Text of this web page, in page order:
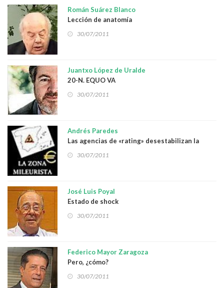
Román Suárez Blanco
Lección de anatomía
30/07/2011
Juantxo López de Uralde
20-N. EQUO VA
30/07/2011
Andrés Paredes
Las agencias de «rating» desestabilizan la
economía nacional
30/07/2011
José Luis Poyal
Estado de shock
30/07/2011
Federico Mayor Zaragoza
Pero, ¿cómo?
30/07/2011